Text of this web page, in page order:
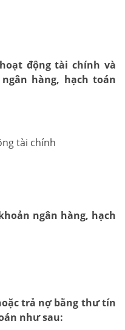
động tài chính và
hàng, hạch toán
tài chính
ngân hàng, hạch
trả nợ bằng thư tín
như sau: